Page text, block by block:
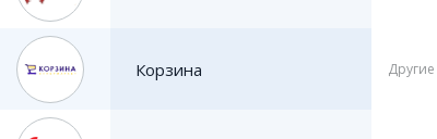
Корзина Другие